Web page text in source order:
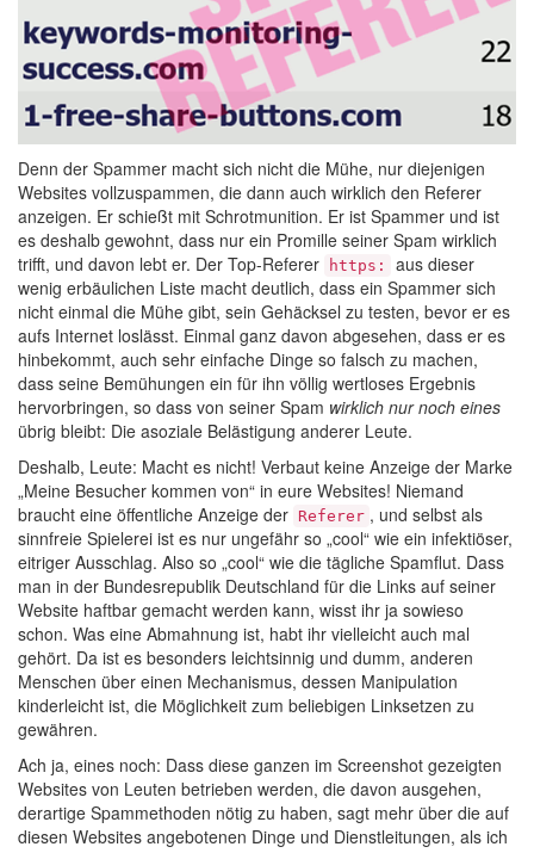
Denn der Spammer macht sich nicht die Mühe, nur diejenigen
Websites vollzuspammen, die dann auch wirklich den Referer
anzeigen. Er schießt mit Schrotmunition. Er ist Spammer und ist
es deshalb gewohnt, dass nur ein Promille seiner Spam wirklich
trifft, und davon lebt er. Der Top-Referer
https:
aus dieser
wenig erbäulichen Liste macht deutlich, dass ein Spammer sich
nicht einmal die Mühe gibt, sein Gehäcksel zu testen, bevor er es
aufs Internet loslässt. Einmal ganz davon abgesehen, dass er es
hinbekommt, auch sehr einfache Dinge so falsch zu machen,
dass seine Bemühungen ein für ihn völlig wertloses Ergebnis
hervorbringen, so dass von seiner Spam wirklich nur noch eines
übrig bleibt: Die asoziale Belästigung anderer Leute.
Deshalb, Leute: Macht es nicht! Verbaut keine Anzeige der Marke
„Meine Besucher kommen von“ in eure Websites! Niemand
braucht eine öffentliche Anzeige der Referer , und selbst als
sinnfreie Spielerei ist es nur ungefähr so „cool“ wie ein infektiöser,
eitriger Ausschlag. Also so „cool“ wie die tägliche Spamflut. Dass
man in der Bundesrepublik Deutschland für die Links auf seiner
Website haftbar gemacht werden kann, wisst ihr ja sowieso
schon. Was eine Abmahnung ist, habt ihr vielleicht auch mal
gehört. Da ist es besonders leichtsinnig und dumm, anderen
Menschen über einen Mechanismus, dessen Manipulation
kinderleicht ist, die Möglichkeit zum beliebigen Linksetzen zu
gewähren.
Ach ja, eines noch: Dass diese ganzen im Screenshot gezeigten
Websites von Leuten betrieben werden, die davon ausgehen,
derartige Spammethoden nötig zu haben, sagt mehr über die auf
diesen Websites angebotenen Dinge und Dienstleitungen, als ich